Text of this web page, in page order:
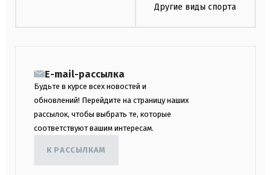
Другие виды спорта
E-mail-рассылка
Будьте в курсе всех новостей и
обновлений! Перейдите на страницу наших
рассылок, чтобы выбрать те, которые
соответствуют вашим интересам.
К РАССЫЛКАМ